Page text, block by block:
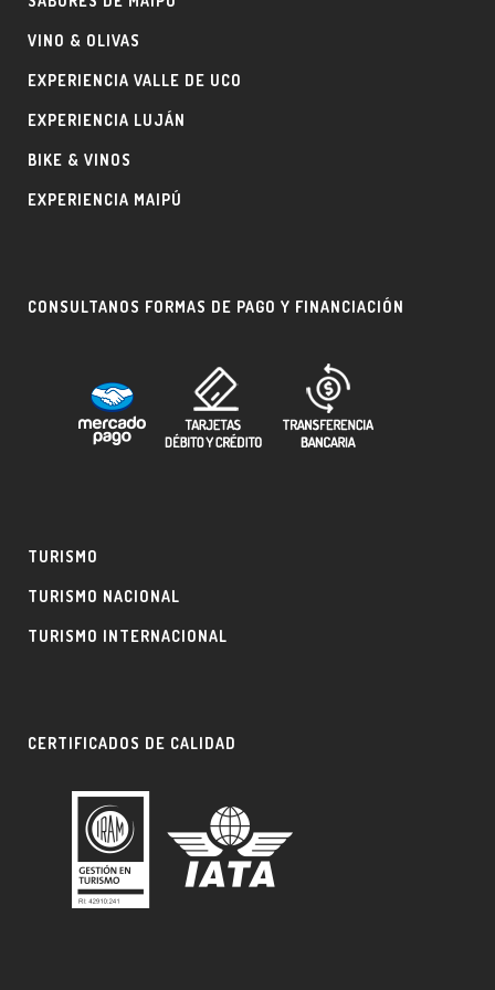
VINO & OLIVAS
EXPERIENCIA VALLE DE UCO
EXPERIENCIA LUJÁN
BIKE & VINOS
EXPERIENCIA MAIPÚ
CONSULTANOS FORMAS DE PAGO Y FINANCIACIÓN
TURISMO
TURISMO NACIONAL
TURISMO INTERNACIONAL
CERTIFICADOS DE CALIDAD